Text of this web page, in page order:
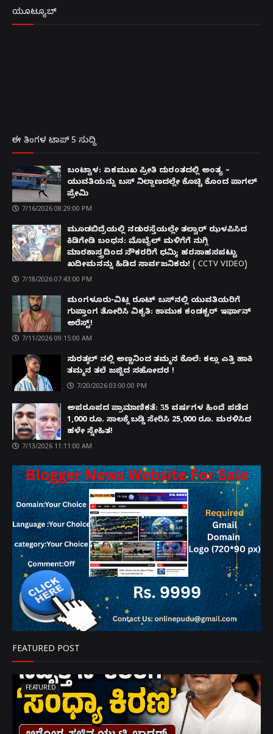
ಯೂಟ್ಯೂಬ್
ಈ ತಿಂಗಳ ಟಾಪ್ 5 ಸುದ್ದಿ
ಬಂಟ್ವಾಳ: ಏಕಮುಖ ಪ್ರೀತಿ ದುರಂತದಲ್ಲಿ ಅಂತ್ಯ –
ಯುವತಿಯನ್ನು ಬಸ್ ನಿಲ್ದಾಣದಲ್ಲೇ ಕೊಚ್ಚಿ ಕೊಂದ ಪಾಗಲ್
ಪ್ರೇಮಿ
7/16/2026 08:29:00 PM
ಮೂಡಬಿದ್ರೆಯಲ್ಲಿ ನಡುರಸ್ತೆಯಲ್ಲೇ ತಲ್ವಾರ್ ಝಳಪಿಸಿದ
ಕಿಡಿಗೇಡಿ ಬಂಧನ: ಮೊಬೈಲ್ ಮಳಿಗೆಗೆ ನುಗ್ಗಿ
ಮಾರಕಾಸ್ತ್ರದಿಂದ ನೌಕರರಿಗೆ ಧಮ್ಕಿ; ಹರಸಾಹಸಪಟ್ಟು
ಖದೀಮನನ್ನು ಹಿಡಿದ ಸಾರ್ವಜನಿಕರು! ( CCTV VIDEO)
7/18/2026 07:43:00 PM
ಮಂಗಳೂರು-ವಿಟ್ಲ ರೂಟ್ ಬಸ್‌ನಲ್ಲಿ ಯುವತಿಯರಿಗೆ
ಗುಪ್ತಾಂಗ ತೋರಿಸಿ ವಿಕೃತಿ: ಕಾಮುಕ ಕಂಡಕ್ಟರ್ ಇರ್ಫಾನ್
ಅರೆಸ್ಟ್!
7/11/2026 09:15:00 AM
ಸುರತ್ಕಲ್ ನಲ್ಲಿ ಅಣ್ಣನಿಂದ ತಮ್ಮನ ಕೊಲೆ: ಕಲ್ಲು ಎತ್ತಿ ಹಾಕಿ
ತಮ್ಮನ ತಲೆ ಜಜ್ಜಿದ ಸಹೋದರ !
7/20/2026 03:00:00 PM
ಅಪರೂಪದ ಪ್ರಾಮಾಣಿಕತೆ: 35 ವರ್ಷಗಳ ಹಿಂದೆ ಪಡೆದ
1,000 ರೂ. ಸಾಲಕ್ಕೆ ಬಡ್ಡಿ ಸೇರಿಸಿ 25,000 ರೂ. ಮರಳಿಸಿದ
ಹಳೇ ಸ್ನೇಹಿತ!
7/13/2026 11:11:00 AM
FEATURED POST
FEATURED